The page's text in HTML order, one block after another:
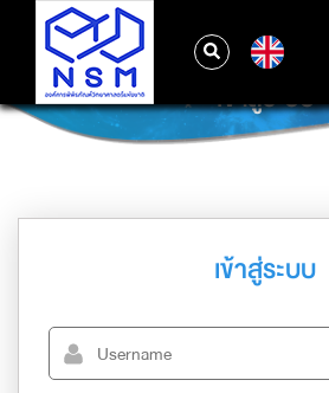
เข้าสู่ระบบ
เข้าสู่ระบบ